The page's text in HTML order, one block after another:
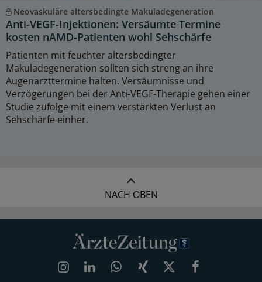
Neovaskuläre altersbedingte Makuladegeneration
Anti-VEGF-Injektionen: Versäumte Termine
kosten nAMD-Patienten wohl Sehschärfe
Patienten mit feuchter altersbedingter
Makuladegeneration sollten sich streng an ihre
Augenarzttermine halten. Versäumnisse und
Verzögerungen bei der Anti-VEGF-Therapie gehen einer
Studie zufolge mit einem verstärkten Verlust an
Sehschärfe einher.
NACH OBEN